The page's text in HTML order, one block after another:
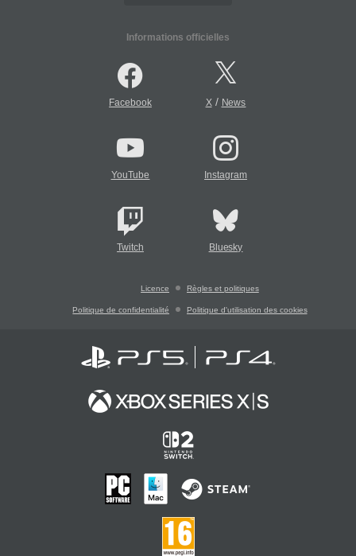
Informations officielles
Facebook X/ News
YouTube Instagram
Twitch Bluesky
Licence Règles et politiques
Politique de confidentialité Politique d'utilisation des cookies